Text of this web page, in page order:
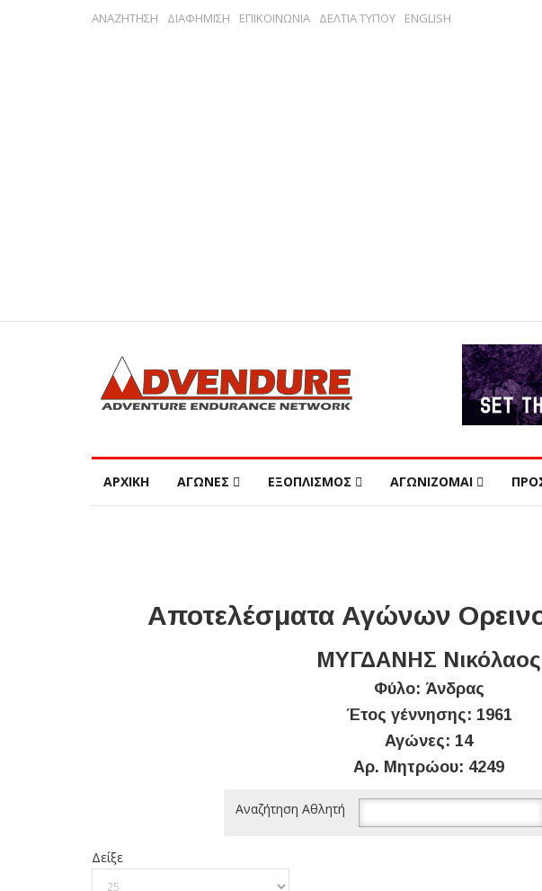
ΑΝΑΖΗΤΗΣΗ ΔΙΑΦΗΜΙΣΗ ΕΠΙΚΟΙΝΩΝΙΑ ΔΕΛΤΙΑ ΤΥΠΟΥ ENGLISH
ΑΡΧΙΚΗ ΑΓΩΝΕΣ ΕΞΟΠΛΙΣΜΟΣ ΑΓΩΝΙΖΟΜΑΙ
Αποτελέσματα Αγώνων
ΜΥΓΔΑΝΗΣ Νικόλαος
Φύλο: Άνδρας
Έτος γέννησης: 1961
Αγώνες: 14
Αρ. Μητρώου: 4249
Αναζήτηση Αθλητή
Δείξε